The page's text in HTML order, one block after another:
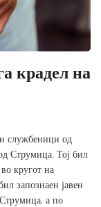
крадел на
службеници од
Струмица. Тој бил
кругот на
запознаен јавен
а по